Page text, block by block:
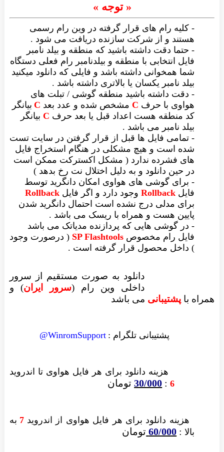
« توجه »
- کلیه رام های قرار گرفته در وین رام رسمی
هستند و از شرکت سازنده دریافت می شود .
- حتما دقت داشته باشید که منطقه و بیلد نامبر
فایل انتخابی با منطقه و بیلدنامبر رام فعلی دستگاه
شما همخوانی داشته باشد و فایلی که دانلود میکنید
بیلد نامبر یکسان یا بالاتری داشته باشد .
- دقت داشته باشید منطقه گوشی / تبلت های
هواوی با حرف C مشخص شده و عدد بعد C بیانگر
کد منطقه هست اعداد قبل یا بعد حرف Cبیانگر
بیلد نامبر می باشد .
- تمامی فایل ها قبل از قرار گرفتن در سایت تست
شده است و هیچ مشکلی در هنگام استخراج فایل
های فشرده ندارد ( مشکل اکسترکت ممکن است
در حین دانلود و به دلیل اختلال نت رخ بدهد )
- برای گوشی های هواوی امکان دانگرید توسط
فایل Rollbackوجود دارد و اگر فایل Rollback
برای مدلی درج نشده است احتمال دانگرید شدن
پایین هست و همراه با ریسک می باشد .
- در گوشی هایی که پردازنده مدیاتک می باشد
فایل رام مخصوص SP Flashtools ( درصورت وجود
) داخل محصول قرار گرفته است .
دانلود به صورت مستقیم از سرور
داخلی وین رام (سرور ایران) و
همراه با پشتیبانی می باشد
پشتیبانی تلگرام : WinromSupport@
هزینه دانلود برای هر فایل هواوی تا اندروید
6
:
30/000تومان
هزینه دانلود برای هر فایل هواوی از اندروید7 به
بالا :
60/000 تومان